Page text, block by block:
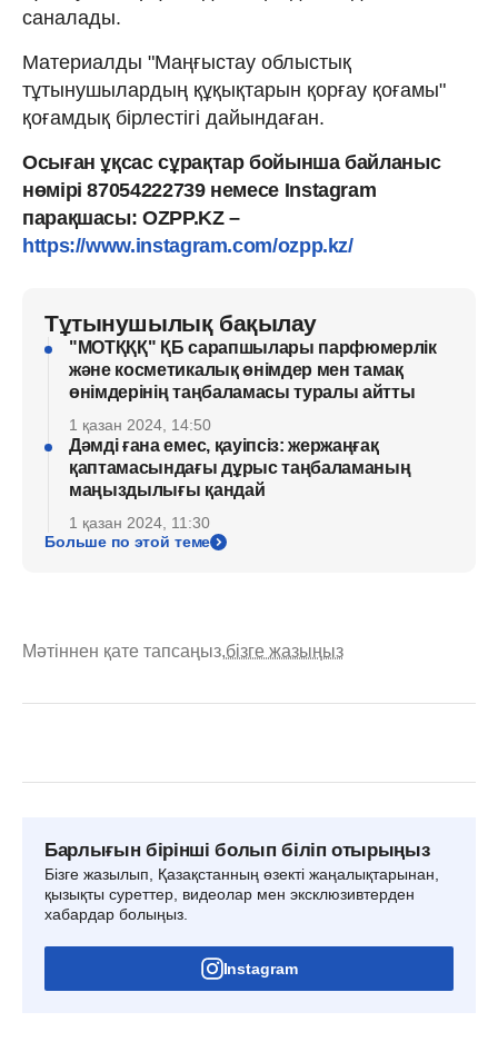
саналады.
Материалды "Маңғыстау облыстық
тұтынушылардың құқықтарын қорғау қоғамы"
қоғамдық бірлестігі дайындаған.
Осыған ұқсас сұрақтар бойынша байланыс
нөмірі 87054222739 немесе Instagram
парақшасы: OZPP.KZ –
https://www.instagram.com/ozpp.kz/
Тұтынушылық бақылау
"МОТҚҚҚ" ҚБ сарапшылары парфюмерлік
және косметикалық өнімдер мен тамақ
өнімдерінің таңбаламасы туралы айтты
1 қазан 2024, 14:50
Дәмді ғана емес, қауіпсіз: жержаңғақ
қаптамасындағы дұрыс таңбаламаның
маңыздылығы қандай
1 қазан 2024, 11:30
Больше по этой теме
Мәтіннен қате тапсаңыз,бізге жазыңыз
Барлығын бірінші болып біліп отырыңыз
Бізге жазылып, Қазақстанның өзекті жаңалықтарынан,
қызықты суреттер, видеолар мен эксклюзивтерден
хабардар болыңыз.
Instagram